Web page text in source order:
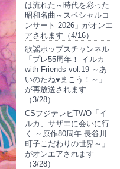
は流れた～時代を彩った
昭和名曲～スペシャルコ
ンサート 2026」がオンエ
アされます（4/16）
歌謡ポップスチャンネル
「プレ55周年！ イルカ
with Friends vol.19 ～あ
いのたね♥まこう！～」
が再放送されます
（3/28）
CSフジテレビTWO「イ
ルカ、サザエに会いに行
く ～原作80周年 長谷川
町子こだわりの世界～」
がオンエアされます
（3/28）